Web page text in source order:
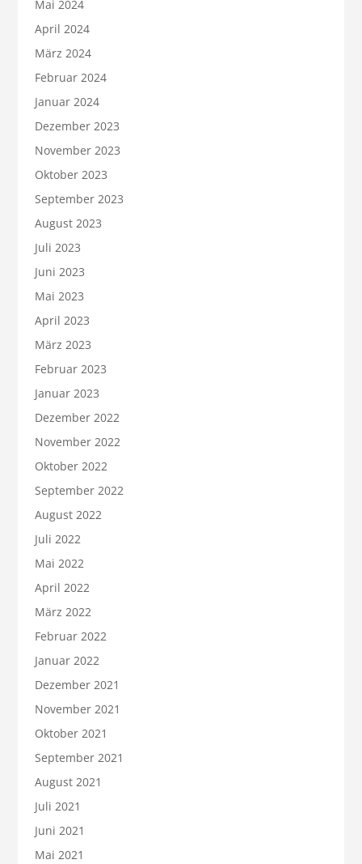
Mai 2024
April 2024
März 2024
Februar 2024
Januar 2024
Dezember 2023
November 2023
Oktober 2023
September 2023
August 2023
Juli 2023
Juni 2023
Mai 2023
April 2023
März 2023
Februar 2023
Januar 2023
Dezember 2022
November 2022
Oktober 2022
September 2022
August 2022
Juli 2022
Mai 2022
April 2022
März 2022
Februar 2022
Januar 2022
Dezember 2021
November 2021
Oktober 2021
September 2021
August 2021
Juli 2021
Juni 2021
Mai 2021